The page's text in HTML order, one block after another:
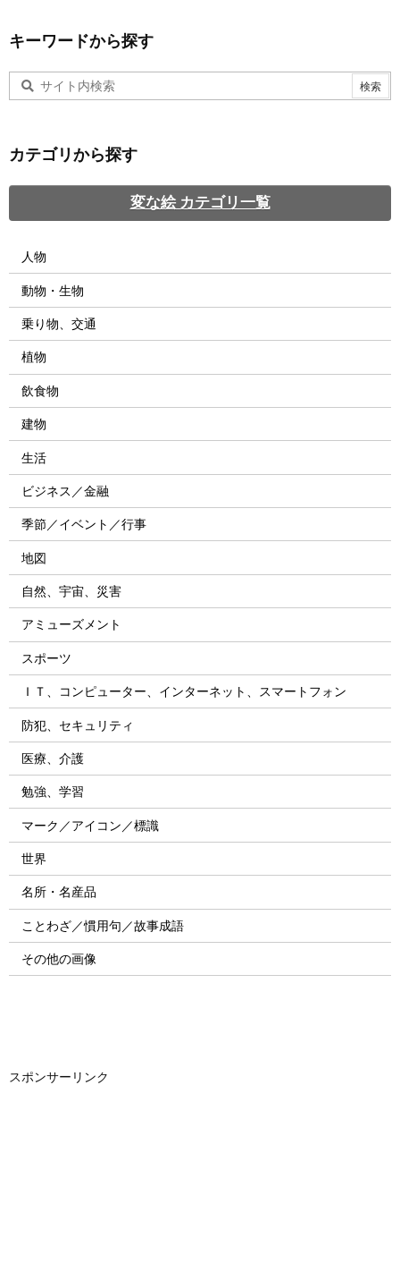
キーワードから探す
カテゴリから探す
変な絵 カテゴリ一覧
人物
動物・生物
乗り物、交通
植物
飲食物
建物
生活
ビジネス／金融
季節／イベント／行事
地図
自然、宇宙、災害
アミューズメント
スポーツ
ＩＴ、コンピューター、インターネット、スマートフォン
防犯、セキュリティ
医療、介護
勉強、学習
マーク／アイコン／標識
世界
名所・名産品
ことわざ／慣用句／故事成語
その他の画像
スポンサーリンク